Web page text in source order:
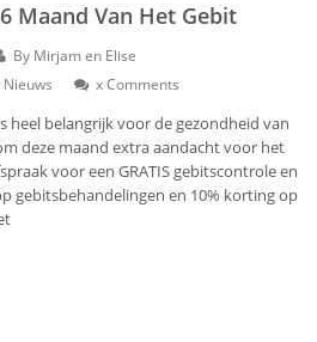
Maand Van Het Gebit
By Mirjam en Elise
Nieuws xComments
heel belangrijk voor de gezondheid van
deze maand extra aandacht voor het
voor een GRATIS gebitscontrole en
gebitsbehandelingen en 10% korting op